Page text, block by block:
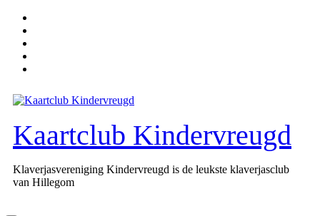
naar
inhoud
Kaartclub Kindervreugd
Klaverjasvereniging Kindervreugd is de leukste klaverjasclub
van Hillegom